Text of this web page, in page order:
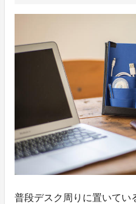
普段デスク周りに置いてい